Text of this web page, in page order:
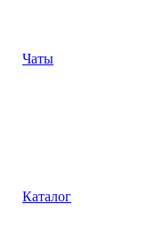
Чаты
Каталог